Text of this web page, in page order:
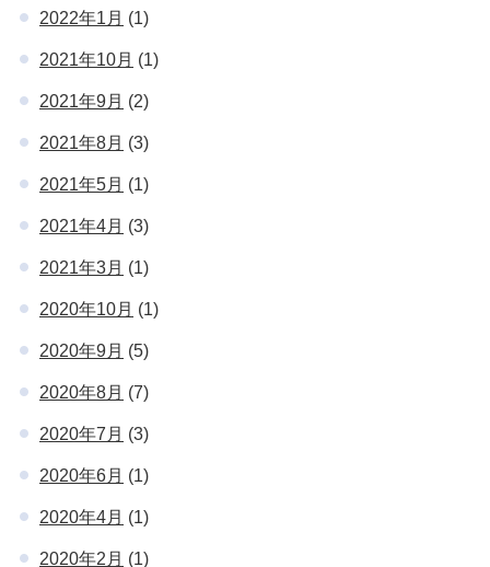
2022年1月 (1)
2021年10月 (1)
2021年9月 (2)
2021年8月 (3)
2021年5月 (1)
2021年4月 (3)
2021年3月 (1)
2020年10月 (1)
2020年9月 (5)
2020年8月 (7)
2020年7月 (3)
2020年6月 (1)
2020年4月 (1)
2020年2月 (1)